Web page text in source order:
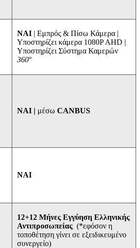
ΝΑΙ | Εμπρός & Πίσω Κάμερα |
Υποστηρίζει κάμερα 1080P AHD |
Υποστηρίζει Σύστημα Καμερών
360°
ΝΑΙ | μέσω CANBUS
ΝΑΙ
12+12 Μήνες Εγγύηση Ελληνικής
Αντιπροσωπείας (*εφόσον η
τοποθέτηση γίνει σε εξειδικευμένο
συνεργείο)